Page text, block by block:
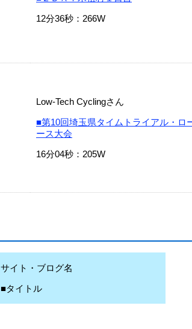
12分36秒：266W
Low-Tech Cyclingさん
■第10回埼玉県タイムトライアル・ロ
ース大会
16分04秒：205W
サイト・ブログ名
■タイトル